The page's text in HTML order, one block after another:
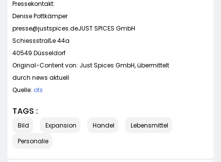
Pressekontakt:
Denise Pottkämper
presse@justspices.deJUSTSPICES GmbH
Schiessstraße 44a
40549 Düsseldorf
Original-Content von: Just Spices GmbH, übermittelt
durch news aktuell
Quelle: ots
TAGS :
Bild Expansion Handel
Lebensmittel
Personalie